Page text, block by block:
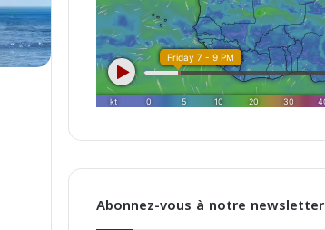
Abonnez-vous à notre newsletter